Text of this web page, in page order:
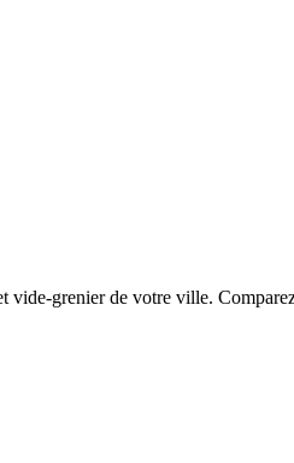
vide-grenier de votre ville.